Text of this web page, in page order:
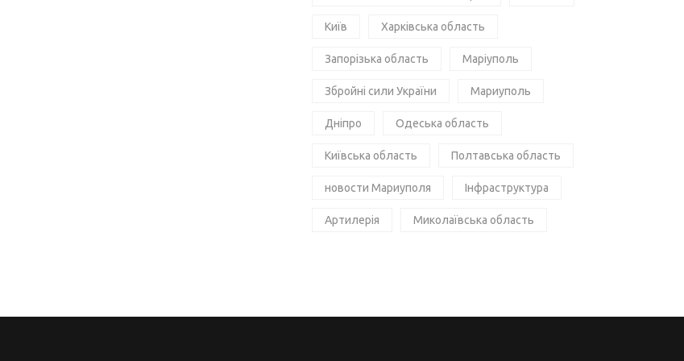
Київ Харківська область
Запорізька область Маріуполь
Збройні сили України Мариуполь
Дніпро Одеська область
Київська область Полтавська область
новости Мариуполя Інфраструктура
Артилерія Миколаївська область